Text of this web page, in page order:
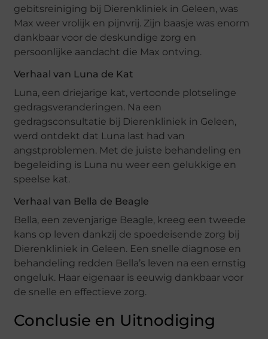
gebitsreiniging bij Dierenkliniek in Geleen, was
Max weer vrolijk en pijnvrij. Zijn baasje was enorm
dankbaar voor de deskundige zorg en
persoonlijke aandacht die Max ontving.
Verhaal van Luna de Kat
Luna, een driejarige kat, vertoonde plotselinge
gedragsveranderingen. Na een
gedragsconsultatie bij Dierenkliniek in Geleen,
werd ontdekt dat Luna last had van
angstproblemen. Met de juiste behandeling en
begeleiding is Luna nu weer een gelukkige en
speelse kat.
Verhaal van Bella de Beagle
Bella, een zevenjarige Beagle, kreeg een tweede
kans op leven dankzij de spoedeisende zorg bij
Dierenkliniek in Geleen. Een snelle diagnose en
behandeling redden Bella’s leven na een ernstig
ongeluk. Haar eigenaar is eeuwig dankbaar voor
de snelle en effectieve zorg.
Conclusie en Uitnodiging